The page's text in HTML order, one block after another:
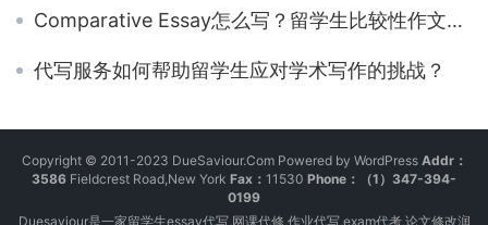
Comparative Essay怎么写？留学生比较性作文写作技巧
代写服务如何帮助留学生应对学术写作的挑战？
Copyright © 2011-2023 DueSaviour.Com Powered by WordPress Addr：
3586 Fieldcrest Road,New York Fax： 11530 Phone：（1）347-394-
0199
Duesaviour是一家留学生essay代写,网课代修,作业代写,exam代考,论文修改润